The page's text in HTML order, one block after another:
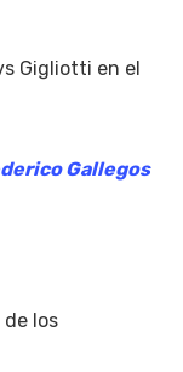
Gigliotti en el
los